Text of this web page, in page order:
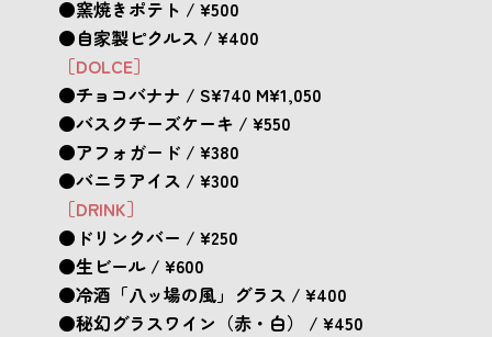
●窯焼きポテト / ¥500
●自家製ピクルス / ¥400
［DOLCE］
●チョコバナナ / S¥740 M¥1,050
●バスクチーズケーキ / ¥550
●アフォガード / ¥380
●バニラアイス / ¥300
［DRINK］
●ドリンクバー / ¥250
●生ビール / ¥600
●冷酒「八ッ場の風」グラス / ¥400
●秘幻グラスワイン（赤・白） / ¥450